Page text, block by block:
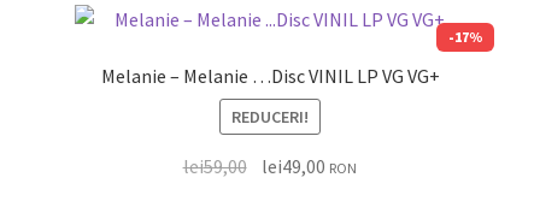
-17%
Melanie – Melanie …Disc VINIL LP VG VG+
REDUCERI!
lei59,00 lei49,00 RON